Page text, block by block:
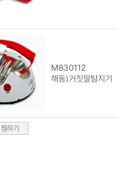
M830112
해동)거짓말탐지기